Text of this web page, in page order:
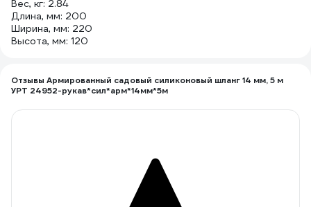
Вес, кг: 2.84
Длина, мм: 200
Ширина, мм: 220
Высота, мм: 120
Отзывы Армированный садовый силиконовый шланг 14 мм, 5 м
УРТ 24952-рукав*сил*арм*14мм*5м